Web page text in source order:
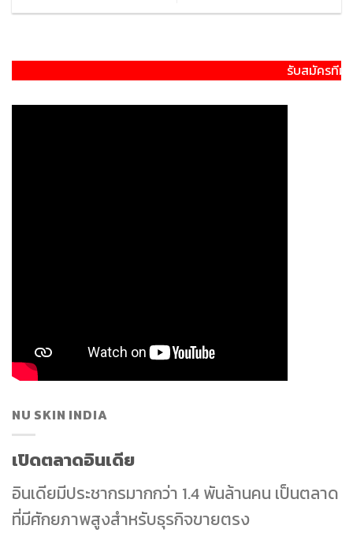
รับสมัครทีมงานทำตล
NU SKIN INDIA
เปิดตลาดอินเดีย
อินเดียมีประชากรมากกว่า 1.4 พันล้านคน เป็นตลาด
ที่มีศักยภาพสูงสำหรับธุรกิจขายตรง